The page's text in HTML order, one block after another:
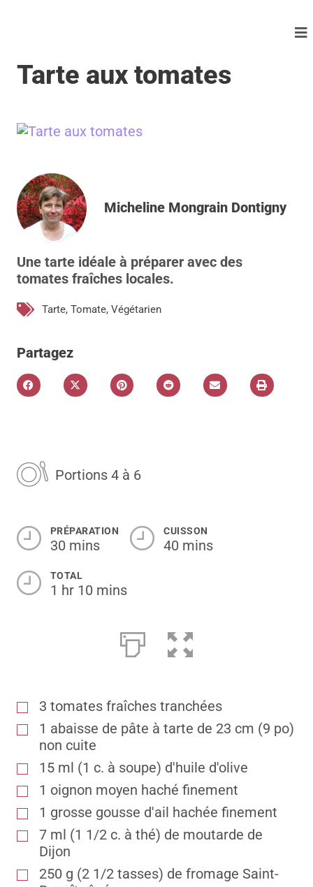
Tarte aux tomates
Micheline Mongrain Dontigny
Une tarte idéale à préparer avec des
tomates fraîches locales.
Tarte, Tomate, Végétarien
Partagez
Portions 4 à 6
PRÉPARATION
30 mins
CUISSON
40 mins
TOTAL
1 hr 10 mins
3 tomates fraîches tranchées
1 abaisse de pâte à tarte de 23 cm (9 po)
non cuite
15 ml (1 c. à soupe) d'huile d'olive
1 oignon moyen haché finement
1 grosse gousse d'ail hachée finement
7 ml (1 1/2 c. à thé) de moutarde de
Dijon
250 g (2 1/2 tasses) de fromage Saint-